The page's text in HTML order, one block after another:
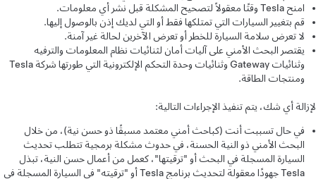
امنح Tesla وقتًا معقولاً لتصحيح المشكلة قبل نشر أي معلومات.
قم بتغيير السيارات التي تمتلكها فقط أو التي لديك إذن بالوصول إليها.
لا تعرض سلامة السيارة للخطر أو تعرض الآخرين لحالة غير آمنة.
يقتصر البحث الأمني على آليات أمان لثنائيات نظام المعلومات والترفيه
وثنائيات Gateway وثنائيات وحدة التحكم الإلكترونية التي طورتها شركة Tesla
ومنتجات الطاقة.
لإزالة أي شك، يتم تنفيذ الإجراءات التالية:
في حال تسببت أنت (كباحث أمني معتمد مسبقًا ذو حسن نية)، من خلال
البحث الأمني ذو النية الحسنة، في حدوث مشكلة برمجية تتطلب تحديث
السيارة المسجلة في البحث أو "ترقيتها"، كعمل من أعمال حسن النية، تبذل
Tesla جهودًا معقولة لتحديث برنامج Tesla أو "ترقيته" في السيارة المسجلة في